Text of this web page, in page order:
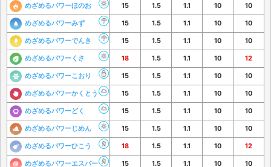
めざめるパワーほのお 15 1.5 1.1 10 10
めざめるパワーみず 15 1.5 1.1 10 10
めざめるパワーでんき 15 1.5 1.1 10 10
めざめるパワーくさ 18 1.5 1.1 10 12
めざめるパワーこおり 15 1.5 1.1 10 10
めざめるパワーかくとう 15 1.5 1.1 10 10
めざめるパワーどく 15 1.5 1.1 10 10
めざめるパワーじめん 15 1.5 1.1 10 10
めざめるパワーひこう 18 1.5 1.1 10 12
めざめるパワーエスパー 15 1.5 1.1 10 10